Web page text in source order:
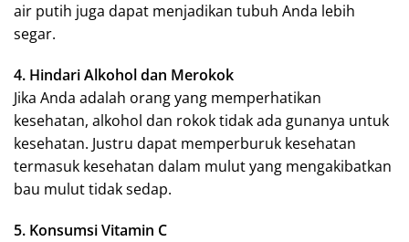
air putih juga dapat menjadikan tubuh Anda lebih
segar.
4. Hindari Alkohol dan Merokok
Jika Anda adalah orang yang memperhatikan
kesehatan, alkohol dan rokok tidak ada gunanya untuk
kesehatan. Justru dapat memperburuk kesehatan
termasuk kesehatan dalam mulut yang mengakibatkan
bau mulut tidak sedap.
5. Konsumsi Vitamin C